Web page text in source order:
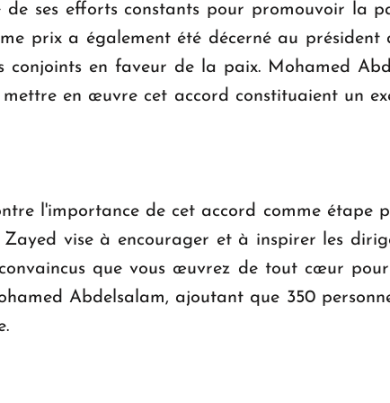
de ses efforts constants pour promouvoir la
prix a également été décerné au
conjoints en faveur de la paix. Mohamed
en œuvre cet accord constituaient un
l'importance de cet accord comme étape
vise à encourager et à inspirer les
que vous œuvrez de tout cœur
Abdelsalam, ajoutant que 350